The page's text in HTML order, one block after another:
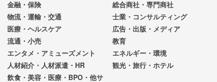
金融・保険
総合商社・専門商社
物流・運輸・交通
士業・コンサルティング
医療・ヘルスケア
広告・出版・メディア
流通・小売
教育
エンタメ・アミューズメント
エネルギー・環境
人材紹介・人材派遣・HR
観光・旅行・ホテル
飲食・美容・医療・BPO・他サ